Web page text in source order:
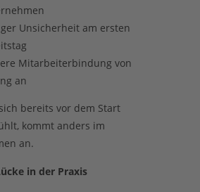
Unsicherheit am ersten
Mitarbeiterbindung von
an
bereits vor dem Start
kommt anders im
an.
in der Praxis